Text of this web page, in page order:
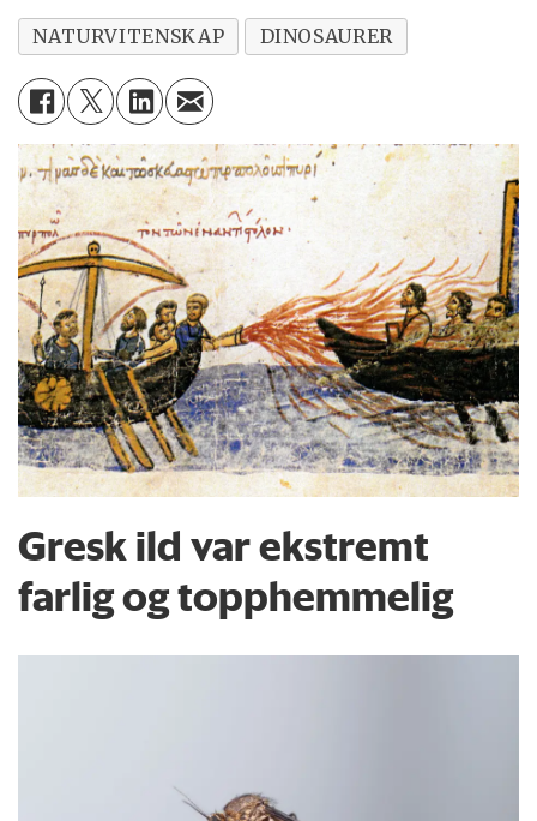
NATURVITENSKAP DINOSAURER
Gresk ild var ekstremt
farlig og topphemmelig